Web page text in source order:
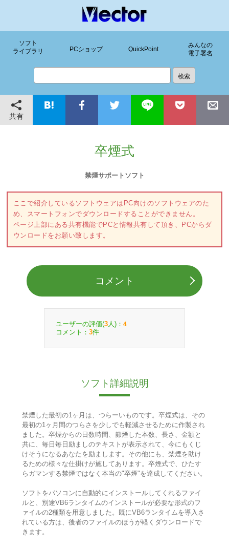
ソフト
ライブラリ
PCショップ QuickPoint
みんなの
電子署名
共有
卒煙式
禁煙サポートソフト
ここで紹介しているソフトウェアはPC向けのソフトウェアのた
め、スマートフォンでダウンロードすることができません。
ページ上部にある共有機能でPCと情報共有して頂き、PCからダ
ウンロードをお願い致します。
コメント
ユーザーの評価(3 人)： 4
コメント： 3件
ソフト詳細説明
禁煙した最初の1ヶ月は、つらーいものです。卒煙式は、その
最初の1ヶ月間のつらさを少しでも軽減させるために作製され
ました。卒煙からの日数時間、節煙した本数、長さ、金額と
共に、毎日毎日励ましのテキストが表示されて、今にもくじ
けそうになるあなたを励まします。その他にも、禁煙を助け
るための様々な仕掛けが施してあります。卒煙式で、ひたす
らガマンする禁煙ではなく本当の"卒煙"を達成してください。
ソフトをパソコンに自動的にインストールしてくれるファイ
ルと、別途VB6ランタイムのインストールが必要な形式のフ
ァイルの2種類を用意しました。既にVB6ランタイムを導入さ
れている方は、後者のファイルのほうが軽くダウンロードで
きます。